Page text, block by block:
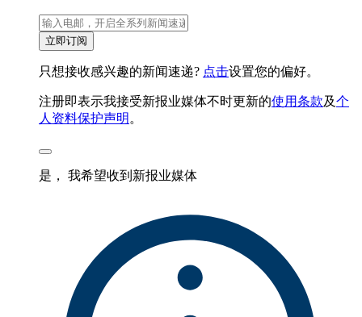
立即订阅
只想接收感兴趣的新闻速递? 点击设置您的偏好。
注册即表示我接受新报业媒体不时更新的使用条款及个
人资料保护声明 。
是， 我希望收到新报业媒体